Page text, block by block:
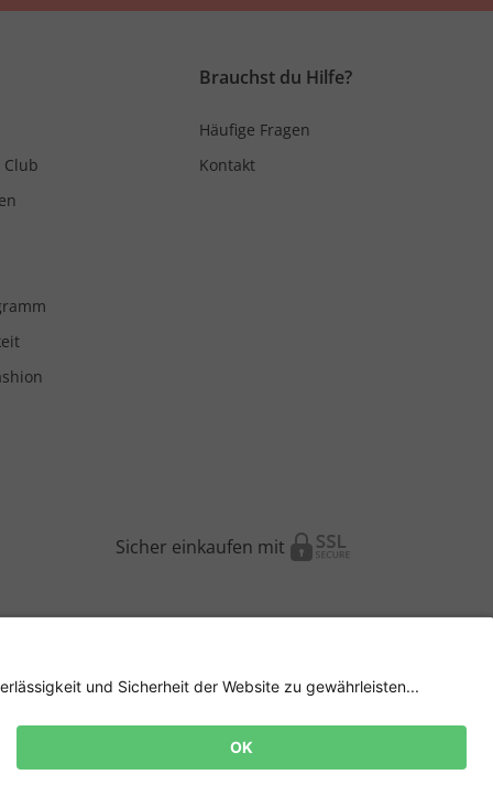
Club
Brauchst du Hilfe?
Häufige Fragen
Kontakt
Sicher einkaufen mit